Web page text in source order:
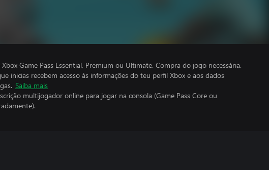
Game Pass Essential, Premium ou Ultimate. Compra do jogo necessária.
inicias recebem acesso às informações do teu perfil Xbox e aos dados
Saiba mais
multijogador online para jogar na consola (Game Pass Core ou